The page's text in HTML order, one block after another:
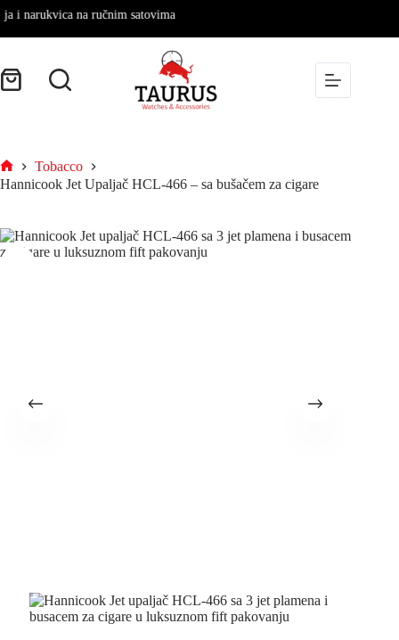
na ručnim satovima
Tobacco
Hannicook Jet Upaljač HCL-466 – sa bušačem za cigare